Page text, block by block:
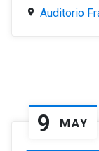
Auditorio
9 MAY